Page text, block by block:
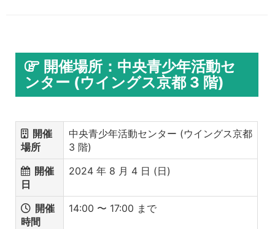
開催場所：中央青少年活動セ
ンター (ウイングス京都 3 階)
開催
場所
中央青少年活動センター (ウイングス京都
3 階)
開催
日
2024 年 8 月 4 日 (日)
開催
時間
14:00 〜 17:00 まで